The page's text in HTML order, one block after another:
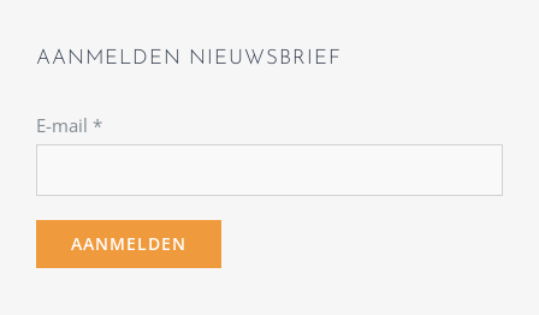
AANMELDEN NIEUWSBRIEF
E-mail *